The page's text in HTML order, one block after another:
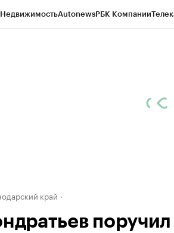
НедвижимостьAutonewsРБК Компании
край